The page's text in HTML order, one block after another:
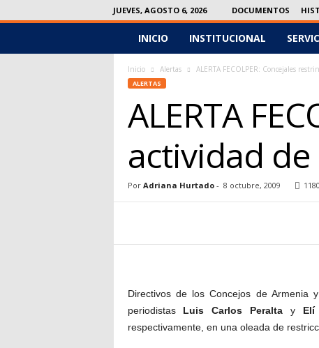
JUEVES, AGOSTO 6, 2026 DOCUMENTOS
e
o
p
INICIO INSTITUCIONAL
Inicio Alertas ALERTA FECOLPER: Concejales
ALERTAS
ALERTA
actividad
Por Adriana Hurtado- 8 octubre, 2009 1180
Directivos de los Concejos de Armenia
periodistas Luis Carlos Peralta y Elí
respectivamente, en una oleada de